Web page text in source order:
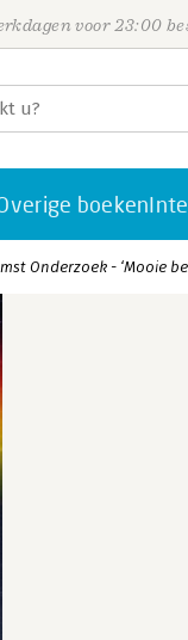
voor 23:00
boeken
Onderzoek - ‘Mooie